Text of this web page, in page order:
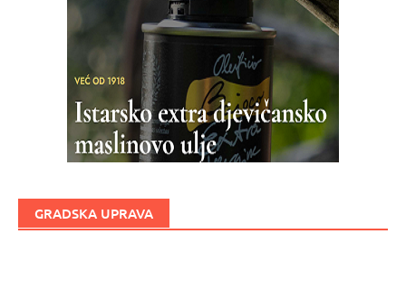
GRADSKA UPRAVA